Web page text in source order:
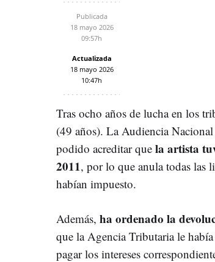
Publicada
18 mayo 2026
09:57h
Actualizada
18 mayo 2026
10:47h
Tras ocho años de lucha en los
(49 años). La Audiencia
podido acreditar que la artista
2011, por lo que anula todas las
habían impuesto.
Además, ha ordenado la
que la Agencia Tributaria le
pagar los intereses